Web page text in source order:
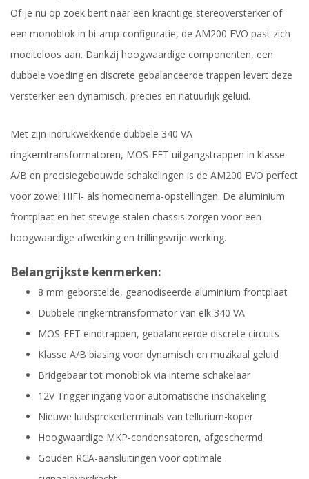
Of je nu op zoek bent naar een krachtige stereoversterker of
een monoblok in bi-amp-configuratie, de AM200 EVO past zich
moeiteloos aan. Dankzij hoogwaardige componenten, een
dubbele voeding en discrete gebalanceerde trappen levert deze
versterker een dynamisch, precies en natuurlijk geluid.
Met zijn indrukwekkende dubbele 340 VA
ringkerntransformatoren, MOS-FET uitgangstrappen in klasse
A/B en precisiegebouwde schakelingen is de AM200 EVO perfect
voor zowel HIFI- als homecinema-opstellingen. De aluminium
frontplaat en het stevige stalen chassis zorgen voor een
hoogwaardige afwerking en trillingsvrije werking.
Belangrijkste kenmerken:
8 mm geborstelde, geanodiseerde aluminium frontplaat
Dubbele ringkerntransformator van elk 340 VA
MOS-FET eindtrappen, gebalanceerde discrete circuits
Klasse A/B biasing voor dynamisch en muzikaal geluid
Bridgebaar tot monoblok via interne schakelaar
12V Trigger ingang voor automatische inschakeling
Nieuwe luidsprekerterminals van tellurium-koper
Hoogwaardige MKP-condensatoren, afgeschermd
Gouden RCA-aansluitingen voor optimale